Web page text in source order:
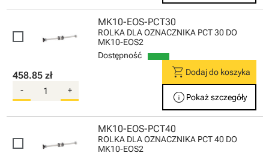
MK10-EOS-PCT30
ROLKA DLA OZNACZNIKA PCT 30 DO
MK10-EOS2
Dostępność
458.85 zł
- +
shopping_cart Dodaj do koszyka
info Pokaż szczegóły
MK10-EOS-PCT40
ROLKA DLA OZNACZNIKA PCT 40 DO
MK10-EOS2